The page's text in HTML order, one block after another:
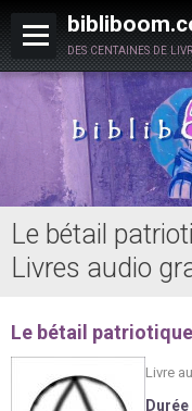
Le bétail
Livres audio
Le bétail patriotique
Livre
Durée